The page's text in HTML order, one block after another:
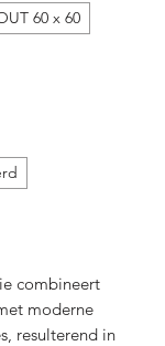
60 x 60
combineert
moderne
resulterend in